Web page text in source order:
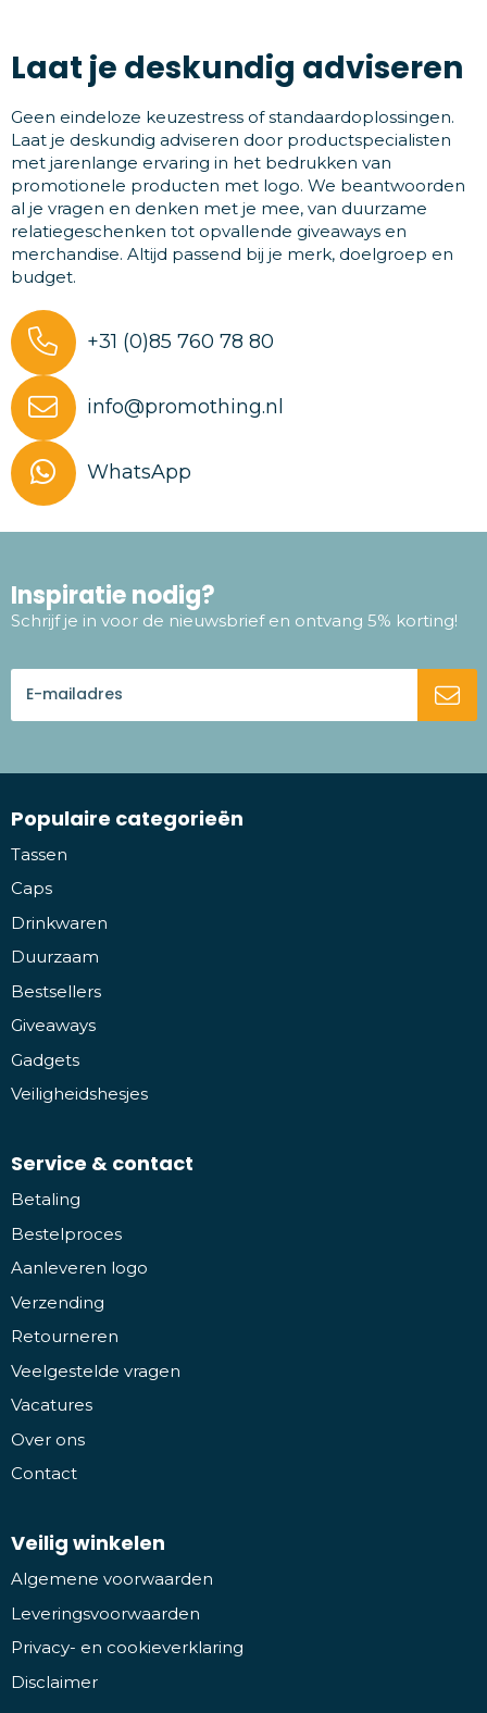
Laat je deskundig adviseren
Geen eindeloze keuzestress of standaardoplossingen.
Laat je deskundig adviseren door productspecialisten
met jarenlange ervaring in het bedrukken van
promotionele producten met logo. We beantwoorden
al je vragen en denken met je mee, van duurzame
relatiegeschenken tot opvallende giveaways en
merchandise. Altijd passend bij je merk, doelgroep en
budget.
+31 (0)85 760 78 80
info@promothing.nl
WhatsApp
Inspiratie nodig?
Schrijf je in voor de nieuwsbrief en ontvang 5% korting!
Populaire categorieën
Tassen
Caps
Drinkwaren
Duurzaam
Bestsellers
Giveaways
Gadgets
Veiligheidshesjes
Service & contact
Betaling
Bestelproces
Aanleveren logo
Verzending
Retourneren
Veelgestelde vragen
Vacatures
Over ons
Contact
Veilig winkelen
Algemene voorwaarden
Leveringsvoorwaarden
Privacy- en cookieverklaring
Disclaimer